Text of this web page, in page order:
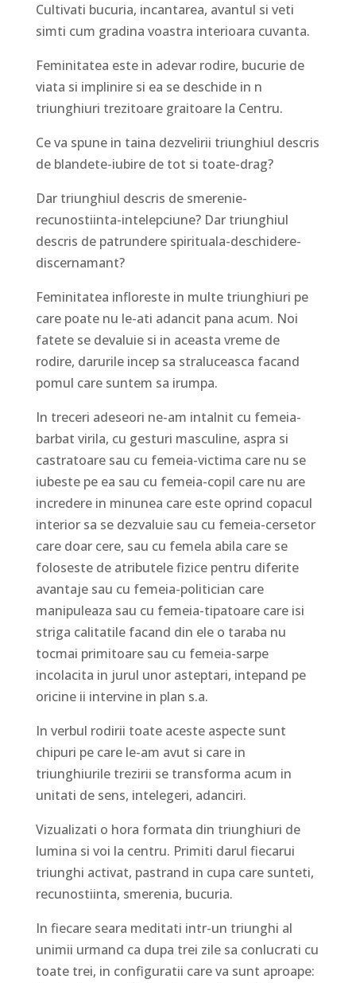
Cultivati bucuria, incantarea, avantul si veti
simti cum gradina voastra interioara cuvanta.
Feminitatea este in adevar rodire, bucurie de
viata si implinire si ea se deschide in n
triunghiuri trezitoare graitoare la Centru.
Ce va spune in taina dezvelirii triunghiul descris
de blandete-iubire de tot si toate-drag?
Dar triunghiul descris de smerenie-
recunostiinta-intelepciune? Dar triunghiul
descris de patrundere spirituala-deschidere-
discernamant?
Feminitatea infloreste in multe triunghiuri pe
care poate nu le-ati adancit pana acum. Noi
fatete se devaluie si in aceasta vreme de
rodire, darurile incep sa straluceasca facand
pomul care suntem sa irumpa.
In treceri adeseori ne-am intalnit cu femeia-
barbat virila, cu gesturi masculine, aspra si
castratoare sau cu femeia-victima care nu se
iubeste pe ea sau cu femeia-copil care nu are
incredere in minunea care este oprind copacul
interior sa se dezvaluie sau cu femeia-cersetor
care doar cere, sau cu femela abila care se
foloseste de atributele fizice pentru diferite
avantaje sau cu femeia-politician care
manipuleaza sau cu femeia-tipatoare care isi
striga calitatile facand din ele o taraba nu
tocmai primitoare sau cu femeia-sarpe
incolacita in jurul unor asteptari, intepand pe
oricine ii intervine in plan s.a.
In verbul rodirii toate aceste aspecte sunt
chipuri pe care le-am avut si care in
triunghiurile trezirii se transforma acum in
unitati de sens, intelegeri, adanciri.
Vizualizati o hora formata din triunghiuri de
lumina si voi la centru. Primiti darul fiecarui
triunghi activat, pastrand in cupa care sunteti,
recunostiinta, smerenia, bucuria.
In fiecare seara meditati intr-un triunghi al
unimii urmand ca dupa trei zile sa conlucrati cu
toate trei, in configuratii care va sunt aproape: